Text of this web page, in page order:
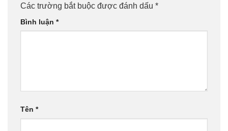
Các trường bắt buộc được đánh dấu *
Bình luận *
Tên *